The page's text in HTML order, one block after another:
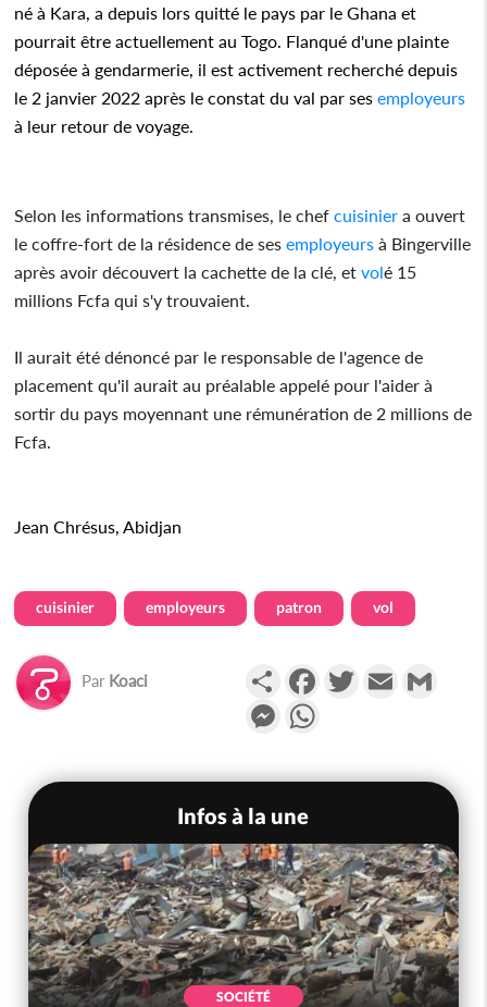
né à Kara, a depuis lors quitté le pays par le Ghana et
pourrait être actuellement au Togo. Flanqué d'une plainte
déposée à gendarmerie, il est activement recherché depuis
le 2 janvier 2022 après le constat du val par sesemployeurs
à leur retour de voyage.
Selon les informations transmises, le chefcuisinier a ouvert
le coffre-fort de la résidence de sesemployeurs à Bingerville
après avoir découvert la cachette de la clé, etvolé 15
millions Fcfa qui s'y trouvaient.
Il aurait été dénoncé par le responsable de l'agence de
placement qu'il aurait au préalable appelé pour l'aider à
sortir du pays moyennant une rémunération de 2 millions de
Fcfa.
Jean Chrésus, Abidjan
cuisinier employeurs patron vol
Par Koaci PartagerFacebookTwitterEmail
Messenger
Infos à la une
SOCIÉTÉ